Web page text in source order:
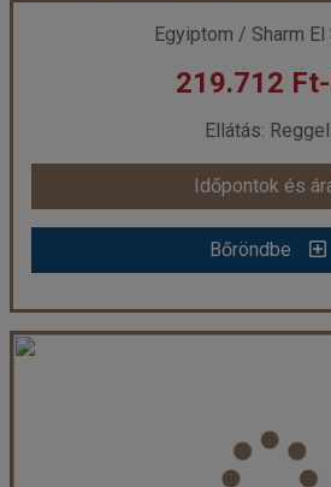
már 207.556
Időpontok és
Bőröndbe
Egyiptom / Sharm El
219.712
Ellátás:
Időpontok és
Bőröndbe
FALCON NAAMA STAR ***
Sharm El
Utazás módja: